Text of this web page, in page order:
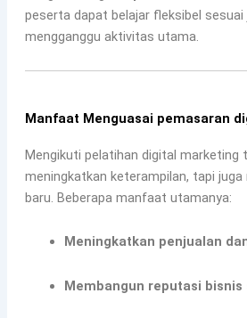
peserta dapat belajar fleksibel
mengganggu aktivitas utama.
Manfaat Menguasai pemasaran
Mengikuti pelatihan digital marketing
meningkatkan keterampilan, tapi juga
baru. Beberapa manfaat utamanya:
Meningkatkan penjualan
Membangun reputasi